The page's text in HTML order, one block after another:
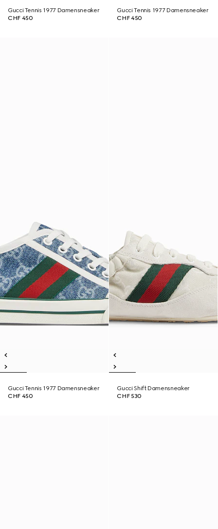
Gucci Tennis 1977 Damensneaker
CHF 450
Gucci Tennis 1977 Damensneaker
CHF 450
Gucci Tennis 1977 Damensneaker
CHF 450
Gucci Shift Damensneaker
CHF 530